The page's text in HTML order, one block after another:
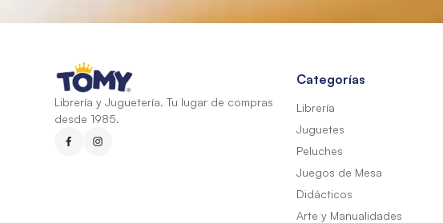
Librería y Juguetería. Tu lugar de compras
desde 1985.
Categorías
Librería
Juguetes
Peluches
Juegos de Mesa
Didácticos
Arte y Manualidades